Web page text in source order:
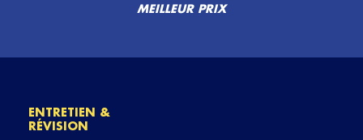
MEILLEUR PRIX
ENTRETIEN &
RÉVISION